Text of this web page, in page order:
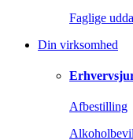
Faglige
Din virksomhed
Afbestilling